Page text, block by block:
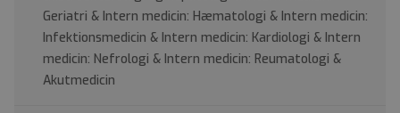
Geriatri & Intern medicin: Hæmatologi & Intern medicin:
Infektionsmedicin & Intern medicin: Kardiologi & Intern
medicin: Nefrologi & Intern medicin: Reumatologi &
Akutmedicin